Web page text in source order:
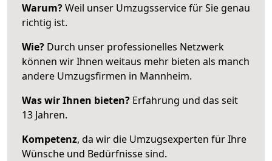
Warum?Weil unser Umzugsservice für Sie genau
richtig ist.
Wie? Durch unser professionelles Netzwerk
können wir Ihnen weitaus mehr bieten als manch
andere Umzugsfirmen in Mannheim.
Was wir Ihnen bieten? Erfahrung und das seit
13 Jahren.
Kompetenz, da wir die Umzugsexperten für Ihre
Wünsche und Bedürfnisse sind.